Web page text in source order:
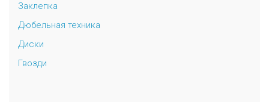
Заклепка
Дюбельная техника
Диски
Гвозди